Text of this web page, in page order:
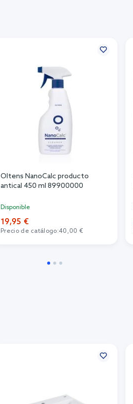
Oltens NanoCalc producto
antical 450 ml 89900000
Disponible
19,95 €
Precio de catálogo:40,00 €